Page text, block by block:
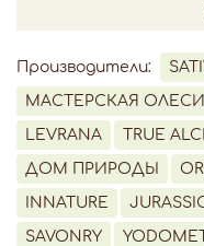
Производители:
МАСТЕРСКАЯ
LEVRANA TRUE
ДОМ ПРИРОДЫ
INNATURE
SAVONRY